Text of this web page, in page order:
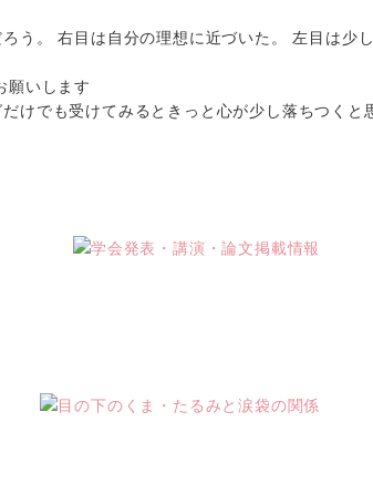
う。 右目は自分の理想に近づいた。 左目は少
願いします
けでも受けてみるときっと心が少し落ちつく